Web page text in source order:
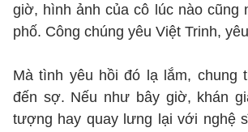
giờ, hình ảnh của cô lúc nào cũng
phố. Công chúng yêu Việt Trinh,
Mà tình yêu hồi đó lạ lắm, chung
đến sợ. Nếu như bây giờ, khán
tượng hay quay lưng lại với nghệ